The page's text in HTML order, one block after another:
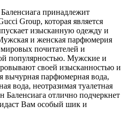
принадлежит
Group, которая является
изысканную одежду и
и женская парфюмерия
почитателей и
популярностью. Мужские и
своей изысканностью и
вычурная парфюмерная вода,
вода, неотразимая туалетная
отлично подчеркнет
Вам особый шик и